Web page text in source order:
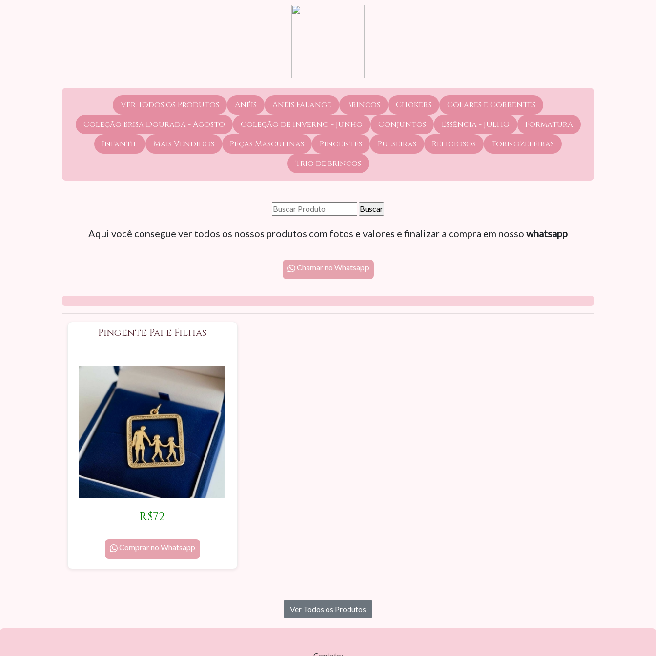
Ver Todos os Produtos Anéis Anéis Falange Brincos Chokers
Colares e Correntes
Coleção Brisa Dourada - Agosto
Coleção de Inverno - Junho Conjuntos Essência - JULHO
Formatura
Infantil
Mais Vendidos Peças Masculinas Pingentes Pulseiras Religiosos
Tornozeleiras
Trio de brincos
Aqui você consegue ver todos os nossos produtos com fotos e valores e finalizar a compra em nosso whatsapp
Chamar no Whatsapp
Pingente Pai e Filhas
R$72
Comprar no Whatsapp
Ver Todos os Produtos